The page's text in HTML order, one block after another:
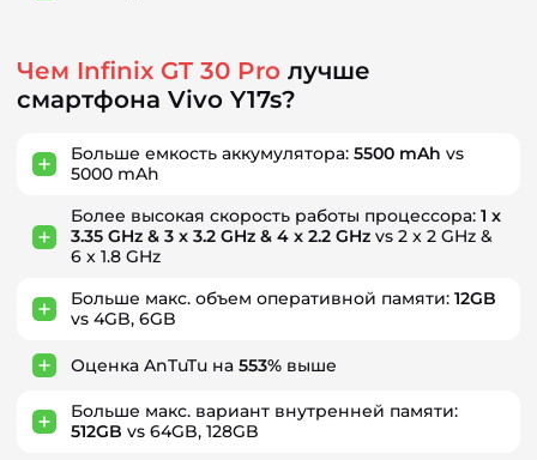
Чем Infinix GT 30 Pro лучше
смартфона Vivo Y17s?
Больше емкость аккумулятора: 5500 mAh vs
5000 mAh
Более высокая скорость работы процессора: 1 x
3.35 GHz & 3 x 3.2 GHz & 4 x 2.2 GHz vs 2 x 2 GHz &
6 x 1.8 GHz
Больше макс. объем оперативной памяти: 12GB
vs 4GB, 6GB
Оценка AnTuTu на 553% выше
Больше макс. вариант внутренней памяти:
512GB vs 64GB, 128GB